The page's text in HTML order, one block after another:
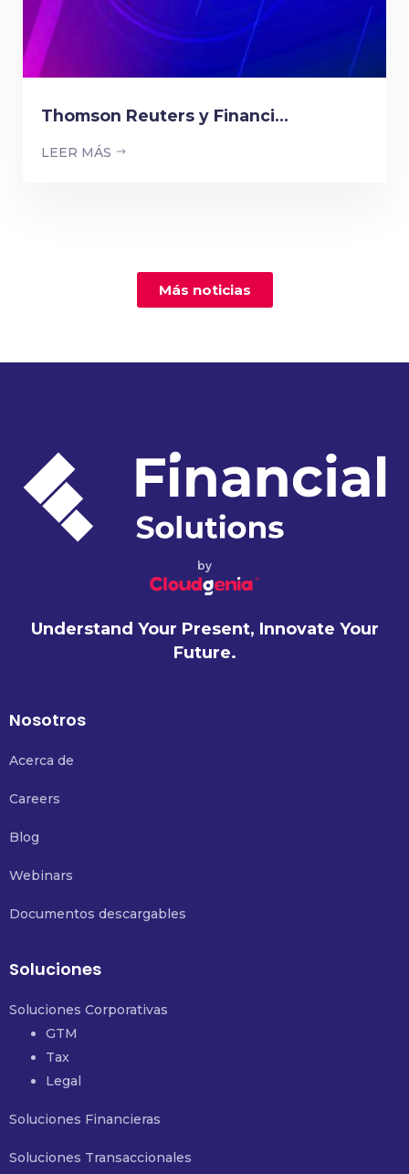
Thomson Reuters y Financi...
LEER MÁS
Más noticias
by
Understand Your Present, Innovate Your
Future.
Nosotros
Acerca de
Careers
Blog
Webinars
Documentos descargables
Soluciones
Soluciones Corporativas
GTM
Tax
Legal
Soluciones Financieras
Soluciones Transaccionales